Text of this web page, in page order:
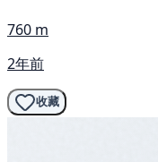
760 m
2年前
收藏